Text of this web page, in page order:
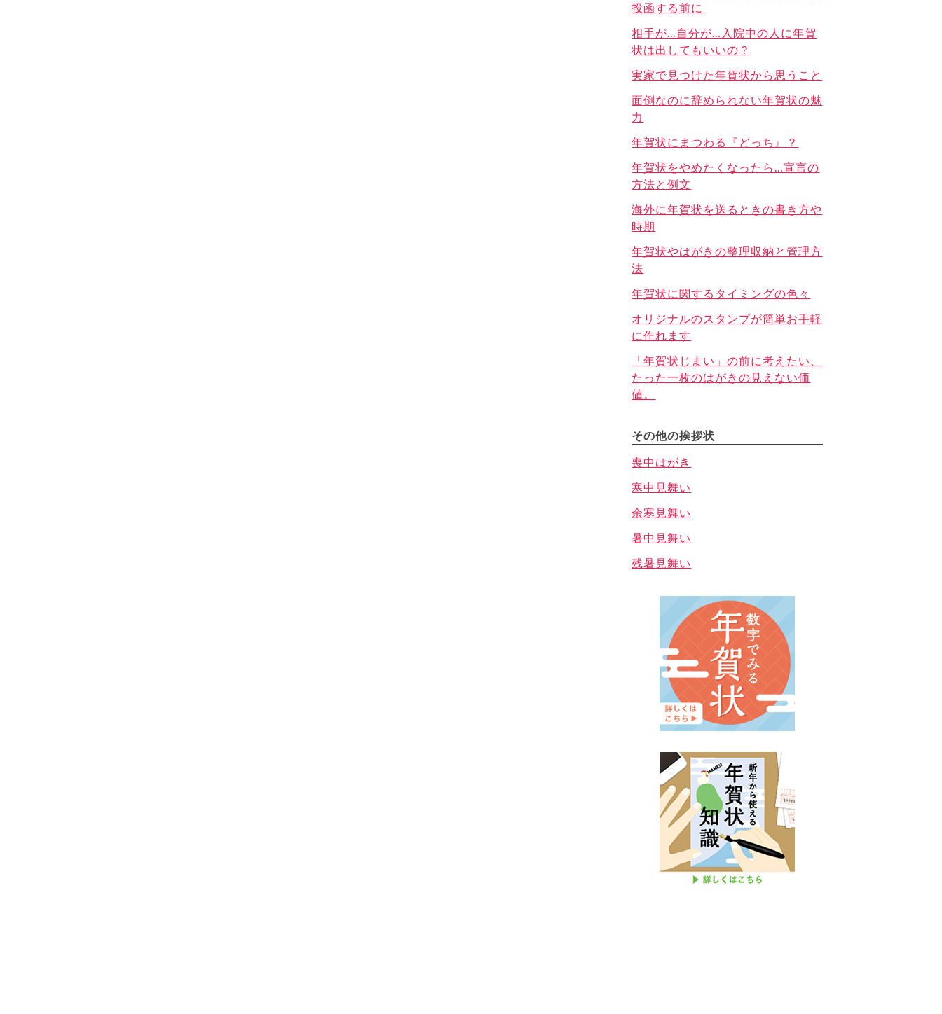
投函する前に
相手が…自分が…入院中の人に年賀
状は出してもいいの？
実家で見つけた年賀状から思うこと
面倒なのに辞められない年賀状の魅
力
年賀状にまつわる『どっち』？
年賀状をやめたくなったら…宣言の
方法と例文
海外に年賀状を送るときの書き方や
時期
年賀状やはがきの整理収納と管理方
法
年賀状に関するタイミングの色々
オリジナルのスタンプが簡単お手軽
に作れます
「年賀状じまい」の前に考えたい、
たった一枚のはがきの見えない価
値。
その他の挨拶状
喪中はがき
寒中見舞い
余寒見舞い
暑中見舞い
残暑見舞い